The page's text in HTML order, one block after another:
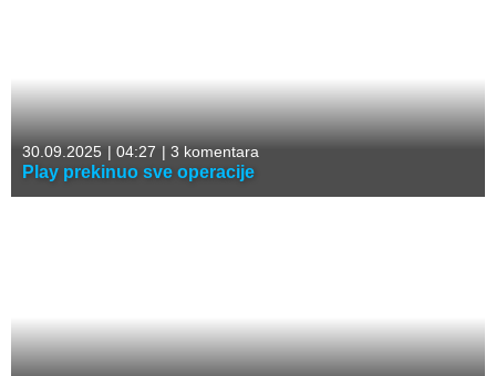
30.09.2025 | 04:27 | 3 komentara
Play prekinuo sve operacije